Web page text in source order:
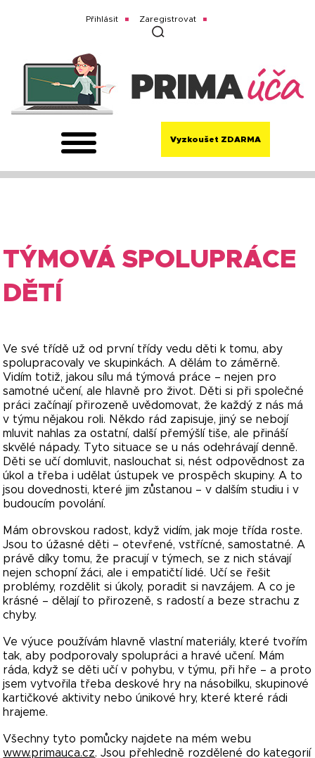
Přihlásit Zaregistrovat
Vyzkoušet ZDARMA
TÝMOVÁ SPOLUPRÁCE
DĚTÍ
Ve své třídě už od první třídy vedu děti k tomu, aby
spolupracovaly ve skupinkách. A dělám to záměrně.
Vidím totiž, jakou sílu má týmová práce – nejen pro
samotné učení, ale hlavně pro život. Děti si při společné
práci začínají přirozeně uvědomovat, že každý z nás má
v týmu nějakou roli. Někdo rád zapisuje, jiný se nebojí
mluvit nahlas za ostatní, další přemýšlí tiše, ale přináší
skvělé nápady. Tyto situace se u nás odehrávají denně.
Děti se učí domluvit, naslouchat si, nést odpovědnost za
úkol a třeba i udělat ústupek ve prospěch skupiny. A to
jsou dovednosti, které jim zůstanou – v dalším studiu i v
budoucím povolání.
Mám obrovskou radost, když vidím, jak moje třída roste.
Jsou to úžasné děti – otevřené, vstřícné, samostatné. A
právě díky tomu, že pracují v týmech, se z nich stávají
nejen schopní žáci, ale i empatičtí lidé. Učí se řešit
problémy, rozdělit si úkoly, poradit si navzájem. A co je
krásné – dělají to přirozeně, s radostí a beze strachu z
chyby.
Ve výuce používám hlavně vlastní materiály, které tvořím
tak, aby podporovaly spolupráci a hravé učení. Mám
ráda, když se děti učí v pohybu, v týmu, při hře – a proto
jsem vytvořila třeba deskové hry na násobilku, skupinové
kartičkové aktivity nebo únikové hry, které které rádi
hrajeme.
Všechny tyto pomůcky najdete na mém webu
www.primauca.cz. Jsou přehledně rozdělené do kategorií